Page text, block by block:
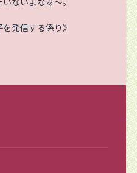
発信する係り》